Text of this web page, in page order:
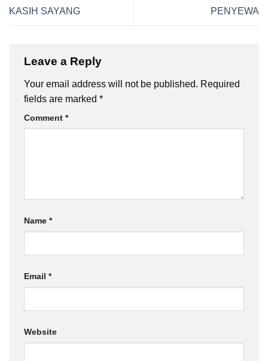
KASIH SAYANG
PENYEWA
Leave a Reply
Your email address will not be published. Required
fields are marked *
Comment *
Name *
Email *
Website